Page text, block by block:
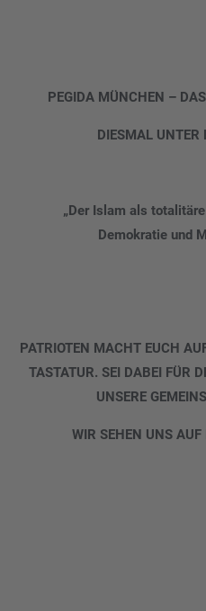
PEGIDA MÜNCHEN –
DIESMAL UNTER
„Der Islam als totalitäre
Demokratie und
PATRIOTEN MACHT EUCH
TASTATUR. SEI DABEI FÜR
UNSERE
WIR SEHEN UNS